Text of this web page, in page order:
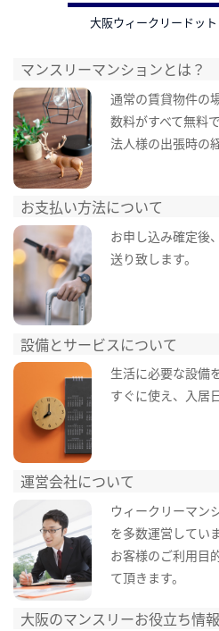
大阪ウィークリードッ
マンスリーマンションとは？
通常の賃貸物件の
数料がすべて無料
法人様の出張時の
お支払い方法について
お申し込み確定後
送り致します。
設備とサービスについて
生活に必要な設備
すぐに使え、入居
運営会社について
ウィークリーマン
を多数運営していま
お客様のご利用目
て頂きます。
大阪のマンスリーお役立ち情報